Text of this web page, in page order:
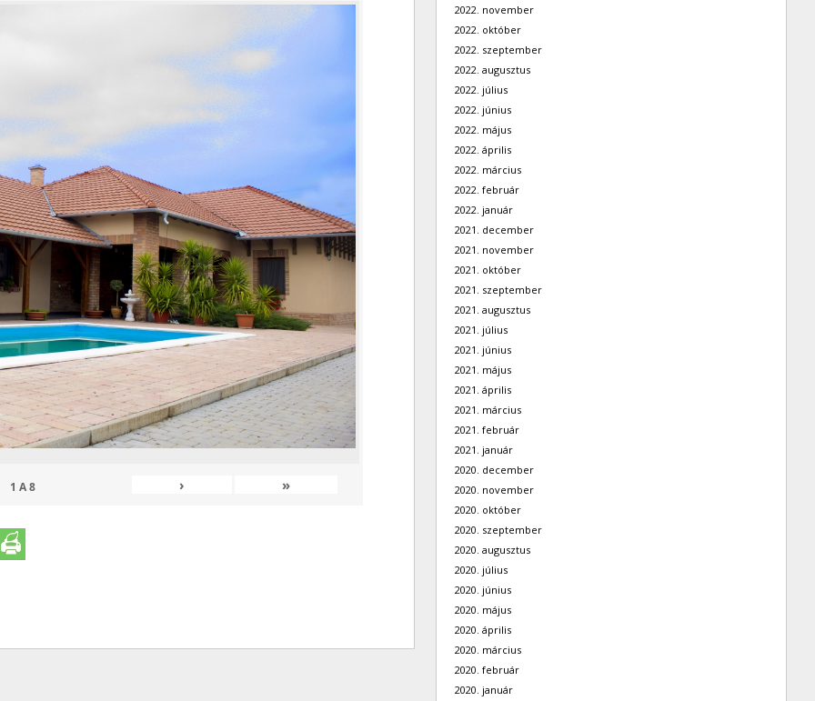
1 A8 › »
2022. november
2022. október
2022. szeptember
2022. augusztus
2022. július
2022. június
2022. május
2022. április
2022. március
2022. február
2022. január
2021. december
2021. november
2021. október
2021. szeptember
2021. augusztus
2021. július
2021. június
2021. május
2021. április
2021. március
2021. február
2021. január
2020. december
2020. november
2020. október
2020. szeptember
2020. augusztus
2020. július
2020. június
2020. május
2020. április
2020. március
2020. február
2020. január